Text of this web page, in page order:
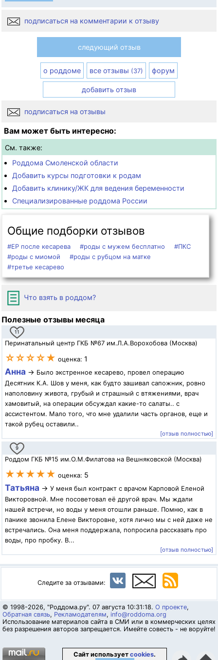
подписаться на комментарии к отзыву
следующий отзыв
о роддоме все отзывы (37) форум
добавить отзыв
подписаться на отзывы
Вам может быть интересно:
См. также:
Роддома Смоленской области
Добавить курсы подготовки к родам
Добавить клинику/ЖК для ведения беременности
Специализированные роддома России
Общие подборки отзывов
#ЕР после кесарева #роды с мужем бесплатно
#ПКС
#роды с миомой
#роды с рубцом на матке
#третье кесарево
Что взять в роддом?
Полезные отзывы месяца
11
Перинатальный центр ГКБ №67 им.Л.А.Ворохобова (Москва)
☆☆☆☆★ оценка: 1
Анна → Было экстренное кесарево, провел операцию
Десятник К.А. Шов у меня, как будто зашивал сапожник, ровно
наполовину живота, грубый и страшный с втяжениями, врач
хамовитый, на операции обсуждал какие-то салаты.. с
ассистентом. Мало того, что мне удалили часть органов, еще и
такой рубец оставили..
[отзыв полностью]
9
Роддом ГКБ №15 им.О.М.Филатова на Вешняковской (Москва)
★★★★★ оценка: 5
Татьяна → У меня был контракт с врачом Карповой Еленой
Викторовной. Мне посоветовал её другой врач. Мы ждали
нашей встречи, но воды у меня отошли раньше. Помню, как в
панике звонила Елене Викторовне, хотя лично мы с ней даже не
встречались. Она меня поддержала, попросила рассказать про
воды, про пробку. В...
[отзыв полностью]
Сайт использует cookies.
Следите за отзывами:
© 1998-2026, "Роддома.ру". 07 августа 10:31:18. О проекте,
Обратная связь, Рекламодателям, info@roddoma.org
Использование материалов сайта в СМИ или в коммерческих целях
без разрешения авторов запрещается. Имейте совесть - не воруйте!